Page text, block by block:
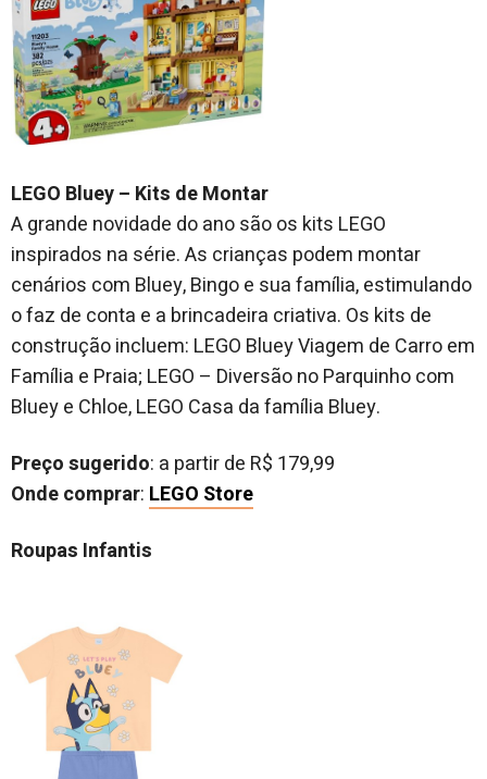
LEGO Bluey – Kits de Montar
A grande novidade do ano são os kits LEGO
inspirados na série. As crianças podem montar
cenários com Bluey, Bingo e sua família, estimulando
o faz de conta e a brincadeira criativa. Os kits de
construção incluem: LEGO Bluey Viagem de Carro em
Família e Praia; LEGO – Diversão no Parquinho com
Bluey e Chloe, LEGO Casa da família Bluey.
Preço sugerido: a partir de R$ 179,99
Onde comprar: LEGO Store
Roupas Infantis